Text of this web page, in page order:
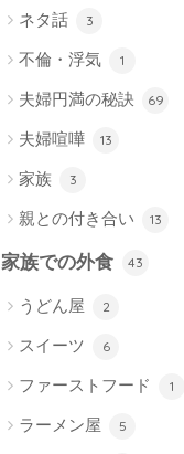
ネタ話 3
不倫・浮気 1
夫婦円満の秘訣 69
夫婦喧嘩 13
家族 3
親との付き合い 13
家族での外食 43
うどん屋 2
スイーツ 6
ファーストフード 1
ラーメン屋 5